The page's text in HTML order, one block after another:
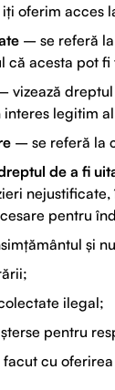
oferim acces
– se referă
că acesta pot
vizează
legitim
– se referă la
de a fi
pentru
și
ilegal;
pentru
cu